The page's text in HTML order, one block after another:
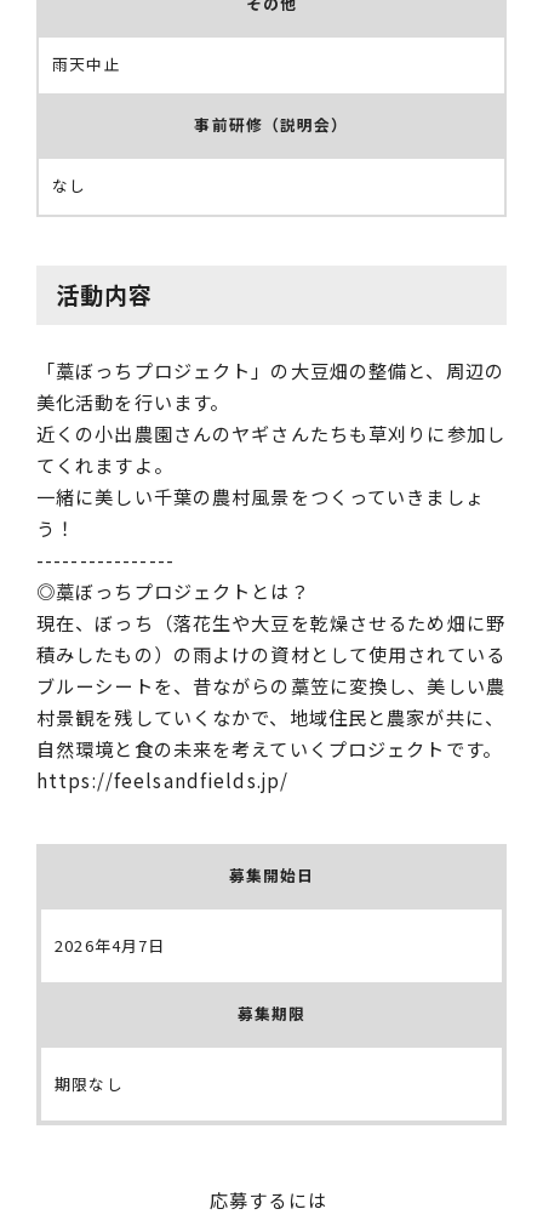
雨天中止
事前研修（説明会）
なし
活動内容
「藁ぼっちプロジェクト」の大豆畑の整備と、周辺の
美化活動を行います。
近くの小出農園さんのヤギさんたちも草刈りに参加し
てくれますよ。
一緒に美しい千葉の農村風景をつくっていきましょ
う！
----------------
◎藁ぼっちプロジェクトとは？
現在、ぼっち（落花生や大豆を乾燥させるため畑に野
積みしたもの）の雨よけの資材として使用されている
ブルーシートを、昔ながらの藁笠に変換し、美しい農
村景観を残していくなかで、地域住民と農家が共に、
自然環境と食の未来を考えていくプロジェクトです。
https://feelsandfields.jp/
募集開始日
2026年4月7日
募集期限
期限なし
応募するには